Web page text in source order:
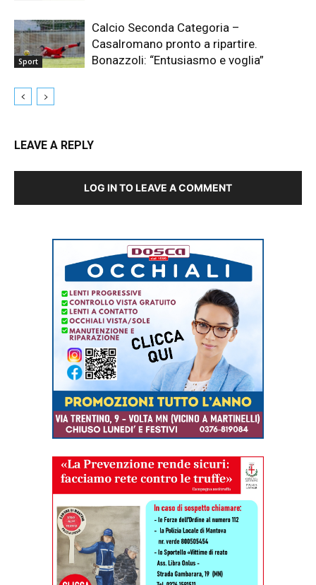
Sport
Calcio Seconda Categoria –
Casalromano pronto a ripartire.
Bonazzoli: “Entusiasmo e voglia”
LEAVE A REPLY
LOG IN TO LEAVE A COMMENT